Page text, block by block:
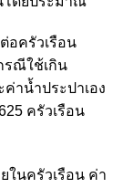
อครัวเรือน
รณีใช้เกิน
าน้ำประปาเอง
ครัวเรือน
ในครัวเรือน ค่า